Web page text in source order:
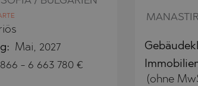
BISTRICA
CHERNOMORETS
DRAGICHEVO
BELASHTITSA
BYALA (VARNA)
CHERNOMORETS
Mai, 2027
- 6 663 780 €
(ohne